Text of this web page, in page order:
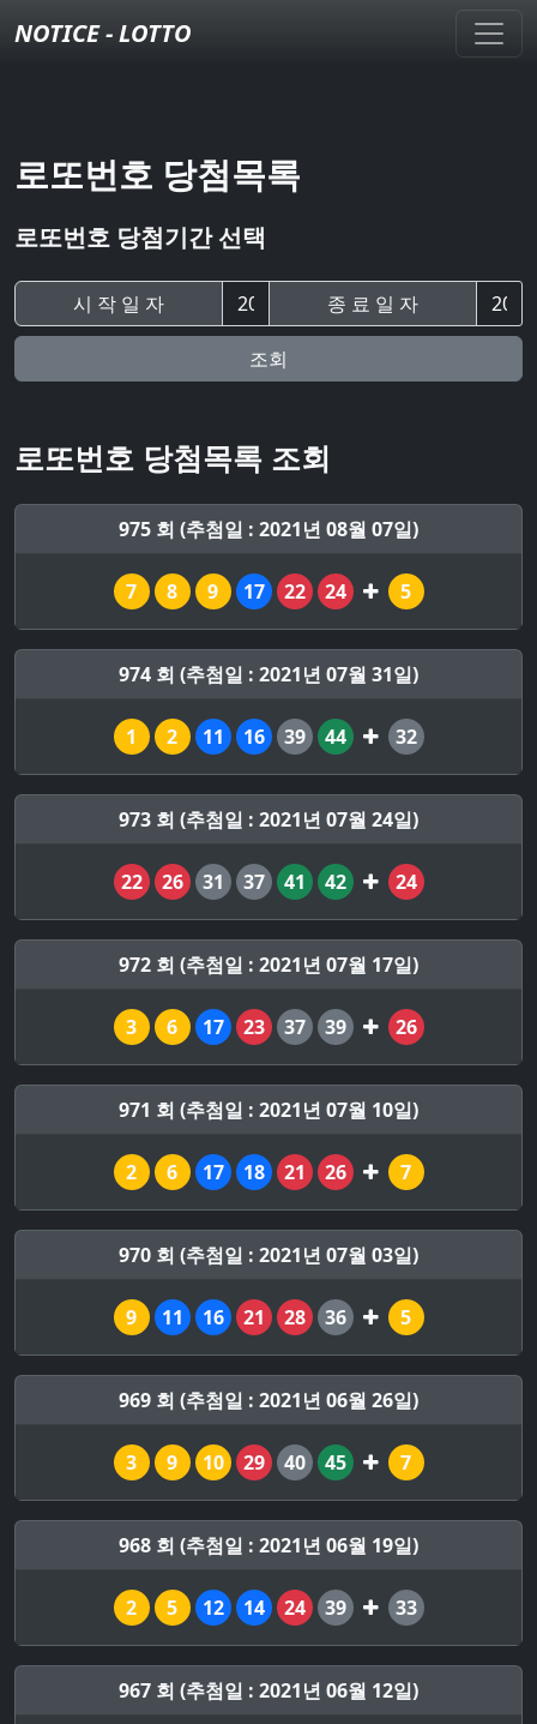
NOTICE - LOTTO
로또번호 당첨목록
로또번호 당첨기간 선택
시 작 일 자 종 료 일 자
조회
로또번호 당첨목록 조회
975 회 (추첨일 : 2021년 08월 07일)
7 8 9 17 22 24 5
974 회 (추첨일 : 2021년 07월 31일)
1 2 11 16 39 44 32
973 회 (추첨일 : 2021년 07월 24일)
22 26 31 37 41 42 24
972 회 (추첨일 : 2021년 07월 17일)
3 6 17 23 37 39 26
971 회 (추첨일 : 2021년 07월 10일)
2 6 17 18 21 26 7
970 회 (추첨일 : 2021년 07월 03일)
9 11 16 21 28 36 5
969 회 (추첨일 : 2021년 06월 26일)
3 9 10 29 40 45 7
968 회 (추첨일 : 2021년 06월 19일)
2 5 12 14 24 39 33
967 회 (추첨일 : 2021년 06월 12일)